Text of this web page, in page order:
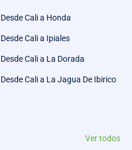
Desde Cali a Honda
Desde Cali a Ipiales
Desde Cali a La Dorada
Desde Cali a La Jagua De Ibirico
Ver todos